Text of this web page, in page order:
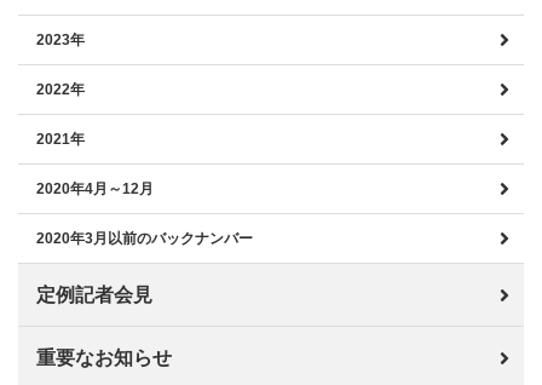
2023年
2022年
2021年
2020年4月～12月
2020年3月以前のバックナンバー
定例記者会見
重要なお知らせ